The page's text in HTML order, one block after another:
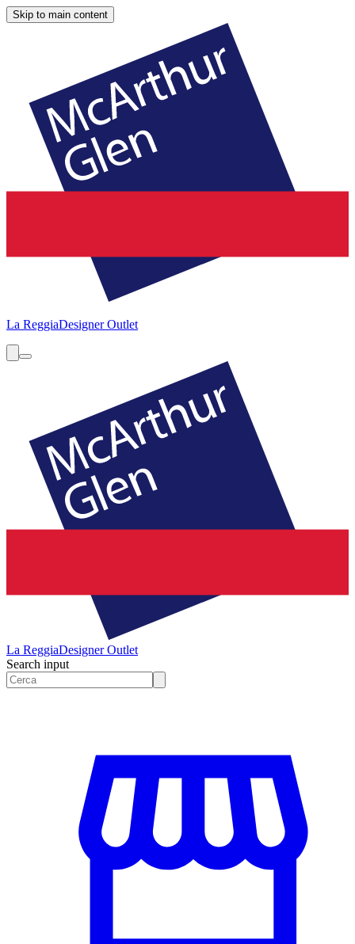
Skip to main content
La ReggiaDesigner Outlet
La ReggiaDesigner Outlet
Search input